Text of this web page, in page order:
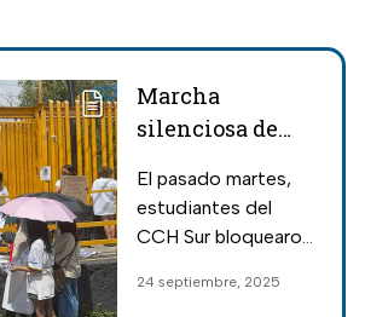
Marcha
silenciosa de
CCH Sur por
seguridad en la
ruta y
El pasado martes,
estudiantes del
CCH Sur bloquearon
protestaron para
24 septiembre, 2025